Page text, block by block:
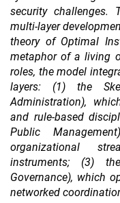
security challenges.
multi-layer
theory of Optimal
metaphor of a living
roles, the model
layers: (1) the
Administration),
and rule-based
Public
organizational
instruments; (3)
Governance), which
networked